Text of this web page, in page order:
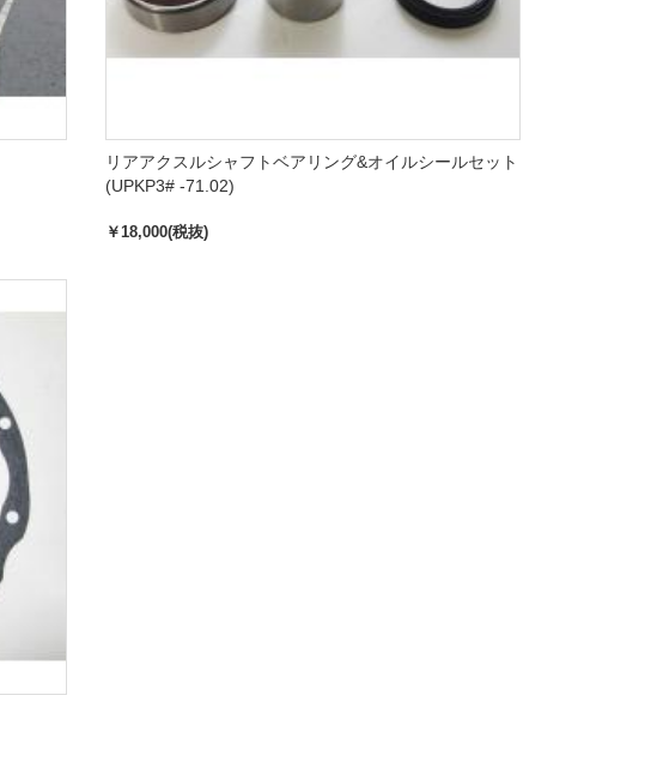
リアアクスルシャフトベアリング&オイルシールセット
(UPKP3# -71.02)
￥18,000(税抜)